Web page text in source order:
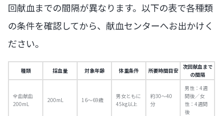
回献血までの間隔が異なります。以下の表で各種類
の条件を確認してから、献血センターへお出かけく
ださい。
種類 採血量 対象年齢 体重条件 所要時間目安
次回献血まで
の間隔
全血献血
200mL
200mL 16〜69歳
男女ともに
45kg以上
約30〜40
分
男性：4週
間後／女
性：4週間
後